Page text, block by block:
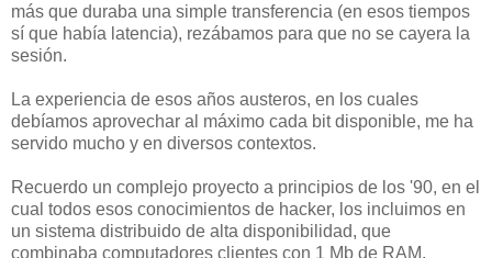
más que duraba una simple transferencia (en esos tiempos
sí que había latencia), rezábamos para que no se cayera la
sesión.
La experiencia de esos años austeros, en los cuales
debíamos aprovechar al máximo cada bit disponible, me ha
servido mucho y en diversos contextos.
Recuerdo un complejo proyecto a principios de los '90, en el
cual todos esos conocimientos de hacker, los incluimos en
un sistema distribuido de alta disponibilidad, que
combinaba computadores clientes con 1 Mb de RAM,